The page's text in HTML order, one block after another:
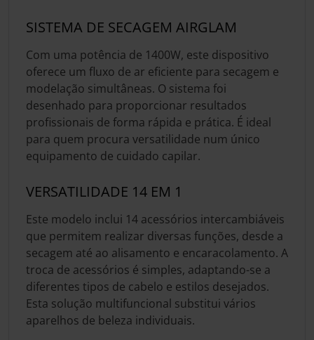
SISTEMA DE SECAGEM AIRGLAM
Com uma potência de 1400W, este dispositivo
oferece um fluxo de ar eficiente para secagem e
modelação simultâneas. O sistema foi
desenhado para proporcionar resultados
profissionais de forma rápida e prática. É ideal
para quem procura versatilidade num único
equipamento de cuidado capilar.
VERSATILIDADE 14 EM 1
Este modelo inclui 14 acessórios intercambiáveis
que permitem realizar diversas funções, desde a
secagem até ao alisamento e encaracolamento. A
troca de acessórios é simples, adaptando-se a
diferentes tipos de cabelo e estilos desejados.
Esta solução multifuncional substitui vários
aparelhos de beleza individuais.